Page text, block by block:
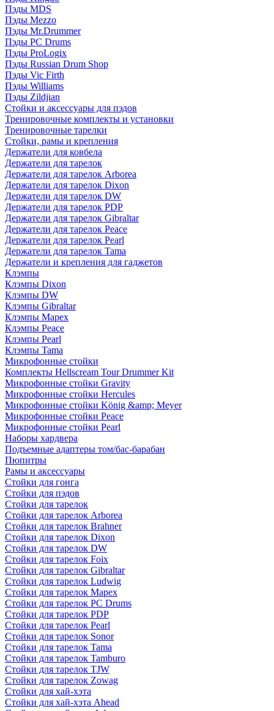
Пэды MDS
Пэды Mezzo
Пэды Mr.Drummer
Пэды PC Drums
Пэды ProLogix
Пэды Russian Drum Shop
Пэды Vic Firth
Пэды Williams
Пэды Zildjian
Стойки и аксессуары для пэдов
Тренировочные комплекты и установки
Тренировочные тарелки
Стойки, рамы и крепления
Держатели для ковбела
Держатели для тарелок
Держатели для тарелок Arborea
Держатели для тарелок Dixon
Держатели для тарелок DW
Держатели для тарелок PDP
Держатели для тарелок Gibraltar
Держатели для тарелок Peace
Держатели для тарелок Pearl
Держатели для тарелок Tama
Держатели и крепления для гаджетов
Клэмпы
Клэмпы Dixon
Клэмпы DW
Клэмпы Gibraltar
Клэмпы Mapex
Клэмпы Peace
Клэмпы Pearl
Клэмпы Tama
Микрофонные стойки
Комплекты Hellscream Tour Drummer Kit
Микрофонные стойки Gravity
Микрофонные стойки Hercules
Микрофонные стойки König &amp; Meyer
Микрофонные стойки Peace
Микрофонные стойки Pearl
Наборы хардвера
Подъемные адаптеры том/бас-барабан
Пюпитры
Рамы и аксессуары
Стойки для гонга
Стойки для пэдов
Стойки для тарелок
Стойки для тарелок Arborea
Стойки для тарелок Brahner
Стойки для тарелок Dixon
Стойки для тарелок DW
Стойки для тарелок Foix
Стойки для тарелок Gibraltar
Стойки для тарелок Ludwig
Стойки для тарелок Mapex
Стойки для тарелок PC Drums
Стойки для тарелок PDP
Стойки для тарелок Pearl
Стойки для тарелок Sonor
Стойки для тарелок Tama
Стойки для тарелок Tamburo
Стойки для тарелок TJW
Стойки для тарелок Zowag
Стойки для хай-хэта
Стойки для хай-хэта Ahead